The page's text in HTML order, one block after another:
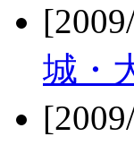
城・